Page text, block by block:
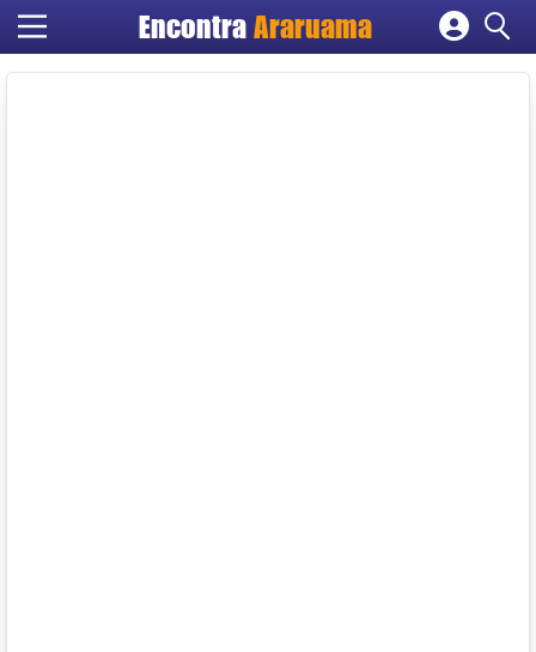
EncontraAraruama
Cadastrar empresa